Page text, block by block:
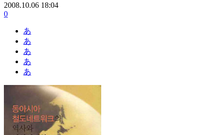
2008.10.06 18:04
0
あ
あ
あ
あ
あ